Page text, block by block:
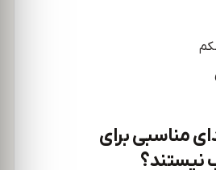
مناسبی برای
نیستند؟